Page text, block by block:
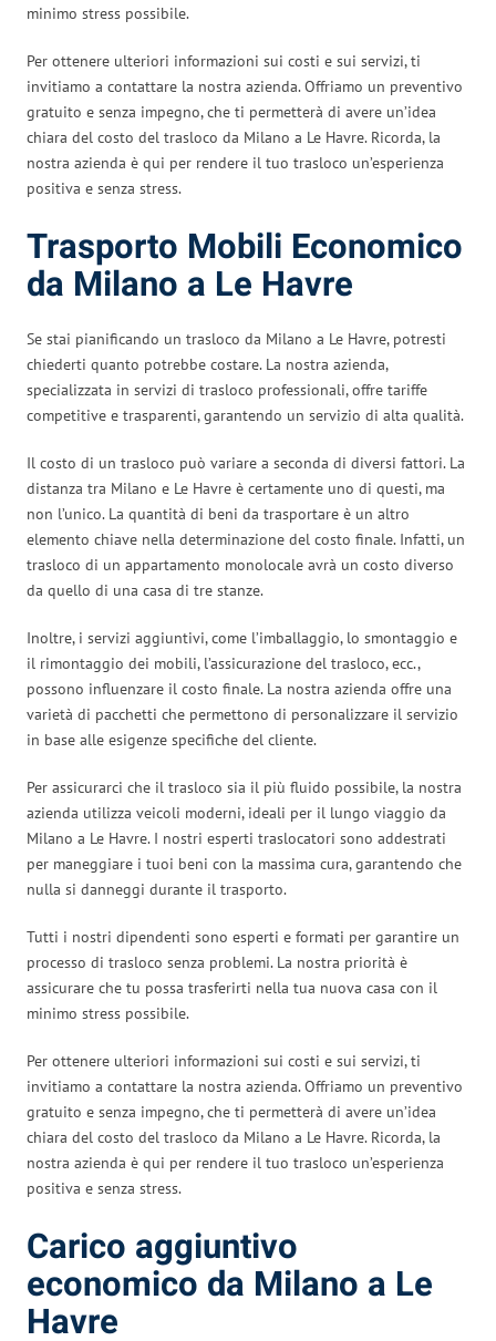
minimo stress possibile.
Per ottenere ulteriori informazioni sui costi e sui servizi, ti
invitiamo a contattare la nostra azienda. Offriamo un preventivo
gratuito e senza impegno, che ti permetterà di avere un’idea
chiara del costo del trasloco da Milano a Le Havre. Ricorda, la
nostra azienda è qui per rendere il tuo trasloco un’esperienza
positiva e senza stress.
Trasporto Mobili Economico
da Milano a Le Havre
Se stai pianificando un trasloco da Milano a Le Havre, potresti
chiederti quanto potrebbe costare. La nostra azienda,
specializzata in servizi di trasloco professionali, offre tariffe
competitive e trasparenti, garantendo un servizio di alta qualità.
Il costo di un trasloco può variare a seconda di diversi fattori. La
distanza tra Milano e Le Havre è certamente uno di questi, ma
non l’unico. La quantità di beni da trasportare è un altro
elemento chiave nella determinazione del costo finale. Infatti, un
trasloco di un appartamento monolocale avrà un costo diverso
da quello di una casa di tre stanze.
Inoltre, i servizi aggiuntivi, come l’imballaggio, lo smontaggio e
il rimontaggio dei mobili, l’assicurazione del trasloco, ecc.,
possono influenzare il costo finale. La nostra azienda offre una
varietà di pacchetti che permettono di personalizzare il servizio
in base alle esigenze specifiche del cliente.
Per assicurarci che il trasloco sia il più fluido possibile, la nostra
azienda utilizza veicoli moderni, ideali per il lungo viaggio da
Milano a Le Havre. I nostri esperti traslocatori sono addestrati
per maneggiare i tuoi beni con la massima cura, garantendo che
nulla si danneggi durante il trasporto.
Tutti i nostri dipendenti sono esperti e formati per garantire un
processo di trasloco senza problemi. La nostra priorità è
assicurare che tu possa trasferirti nella tua nuova casa con il
minimo stress possibile.
Per ottenere ulteriori informazioni sui costi e sui servizi, ti
invitiamo a contattare la nostra azienda. Offriamo un preventivo
gratuito e senza impegno, che ti permetterà di avere un’idea
chiara del costo del trasloco da Milano a Le Havre. Ricorda, la
nostra azienda è qui per rendere il tuo trasloco un’esperienza
positiva e senza stress.
Carico aggiuntivo
economico da Milano a Le
Havre